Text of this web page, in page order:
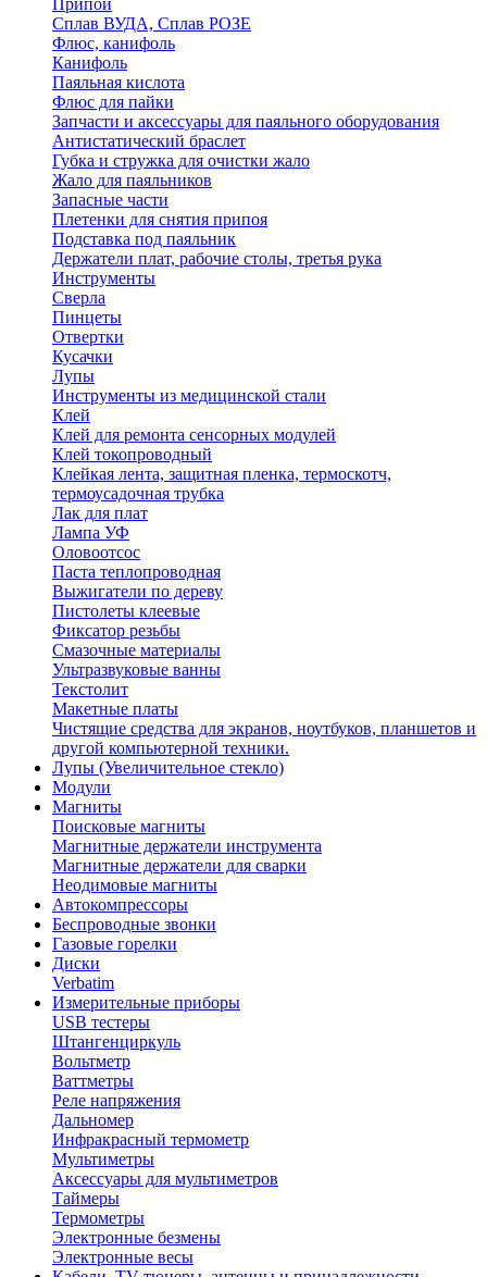
Припой
Сплав ВУДА, Сплав РОЗЕ
Флюс, канифоль
Канифоль
Паяльная кислота
Флюс для пайки
Запчасти и аксессуары для паяльного оборудования
Антистатический браслет
Губка и стружка для очистки жало
Жало для паяльников
Запасные части
Плетенки для снятия припоя
Подставка под паяльник
Держатели плат, рабочие столы, третья рука
Инструменты
Сверла
Пинцеты
Отвертки
Кусачки
Лупы
Инструменты из медицинской стали
Клей
Клей для ремонта сенсорных модулей
Клей токопроводный
Клейкая лента, защитная пленка, термоскотч,
термоусадочная трубка
Лак для плат
Лампа УФ
Оловоотсос
Паста теплопроводная
Выжигатели по дереву
Пистолеты клеевые
Фиксатор резьбы
Смазочные материалы
Ультразвуковые ванны
Текстолит
Макетные платы
Чистящие средства для экранов, ноутбуков, планшетов и
другой компьютерной техники.
Лупы (Увеличительное стекло)
Модули
Магниты
Поисковые магниты
Магнитные держатели инструмента
Магнитные держатели для сварки
Неодимовые магниты
Автокомпрессоры
Беспроводные звонки
Газовые горелки
Диски
Verbatim
Измерительные приборы
USB тестеры
Штангенциркуль
Вольтметр
Ваттметры
Реле напряжения
Дальномер
Инфракрасный термометр
Мультиметры
Аксессуары для мультиметров
Таймеры
Термометры
Электронные безмены
Электронные весы